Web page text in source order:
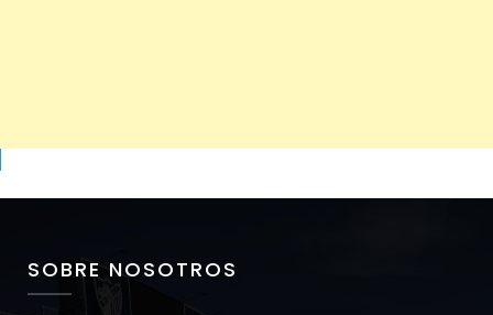
SOBRE NOSOTROS